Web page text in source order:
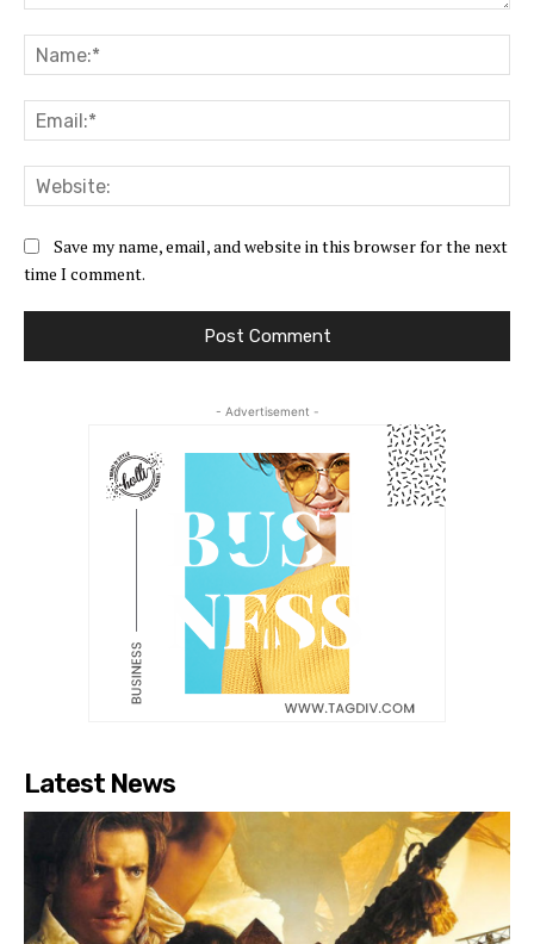
Save my name, email, and website in this browser for the next
time I comment.
- Advertisement -
Latest News